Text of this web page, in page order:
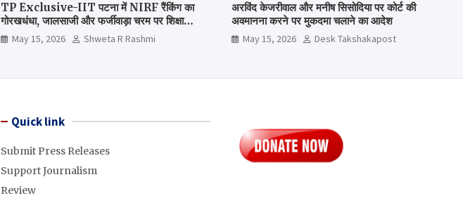
TP Exclusive-IIT पटना में NIRF रैंकिंग का
गोरखधंधा, जालसाजी और फर्जीवाड़ा चरम पर शिक्षा
मंत्रालय कब जागेगा ?
May 15, 2026 Shweta R Rashmi
अरविंद केजरीवाल और मनीष सिसोदिया पर कोर्ट की
अवमानना करने पर मुकदमा चलाने का आदेश
May 15, 2026 Desk Takshakapost
Quick link
Submit Press Releases
Support Journalism
Review